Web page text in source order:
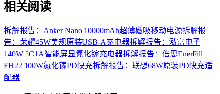
相关阅读
拆解报告：Anker Nano 10000mAh超薄磁吸移动电源拆解报
告：荣耀45W美规原装USB-A充电器拆解报告：泓富电子
140W 3C1A智能屏显氮化镓充电器拆解报告：倍思EnerFill
FH22 100W氮化镓PD快充拆解报告：联想68W原装PD快充适
配器